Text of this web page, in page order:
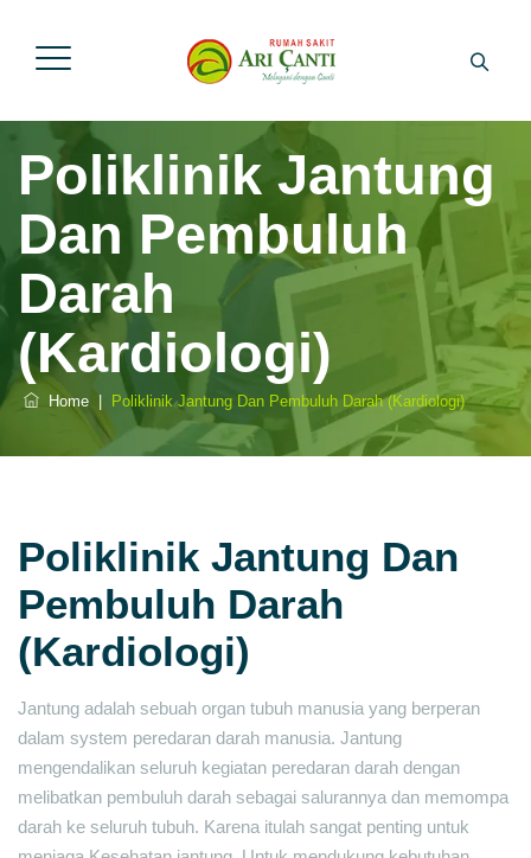
Poliklinik Jantung
Dan Pembuluh
Darah
(Kardiologi)
Home Poliklinik Jantung Dan Pembuluh Darah (Kardiologi)
Poliklinik Jantung Dan
Pembuluh Darah
(Kardiologi)
Jantung adalah sebuah organ tubuh manusia yang berperan
dalam system peredaran darah manusia. Jantung
mengendalikan seluruh kegiatan peredaran darah dengan
melibatkan pembuluh darah sebagai salurannya dan memompa
darah ke seluruh tubuh. Karena itulah sangat penting untuk